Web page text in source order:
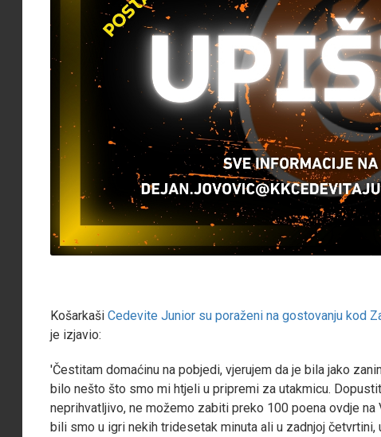
KošarkašiCedevite Junior su poraženi na gostovanju kod
je izjavio:
'Čestitam domaćinu na pobjedi, vjerujem da je bila jako
bilo nešto što smo mi htjeli u pripremi za utakmicu.
neprihvatljivo, ne možemo zabiti preko 100 poena ovdje
bili smo u igri nekih tridesetak minuta ali u zadnjoj